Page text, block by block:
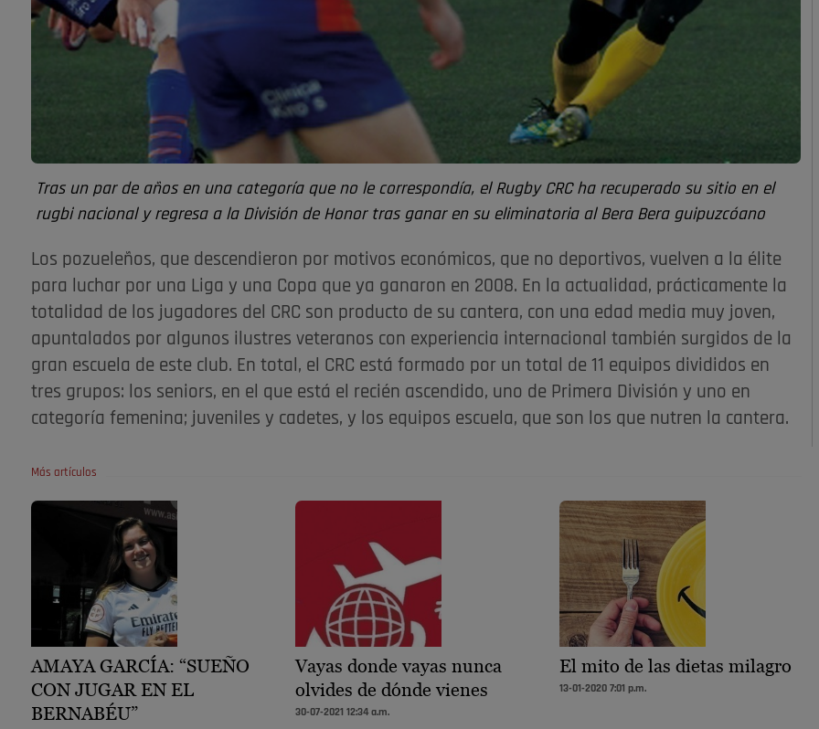
Tras un par de años en una categoría que no le correspondía, el Rugby CRC ha recuperado su sitio en el
rugbi nacional y regresa a la División de Honor tras ganar en su eliminatoria al Bera Bera guipuzcóano
Los pozueleños, que descendieron por motivos económicos, que no deportivos, vuelven a la élite
para luchar por una Liga y una Copa que ya ganaron en 2008. En la actualidad, prácticamente la
totalidad de los jugadores del CRC son producto de su cantera, con una edad media muy joven,
apuntalados por algunos ilustres veteranos con experiencia internacional también surgidos de la
gran escuela de este club. En total, el CRC está formado por un total de 11 equipos divididos en
tres grupos: los seniors, en el que está el recién ascendido, uno de Primera División y uno en
categoría femenina; juveniles y cadetes, y los equipos escuela, que son los que nutren la cantera.
Más artículos
AMAYA GARCÍA: “SUEÑO
CON JUGAR EN EL
BERNABÉU”
Vayas donde vayas nunca
olvides de dónde vienes
30-07-2021 12:34 a.m.
El mito de las dietas milagro
13-01-2020 7:01 p.m.